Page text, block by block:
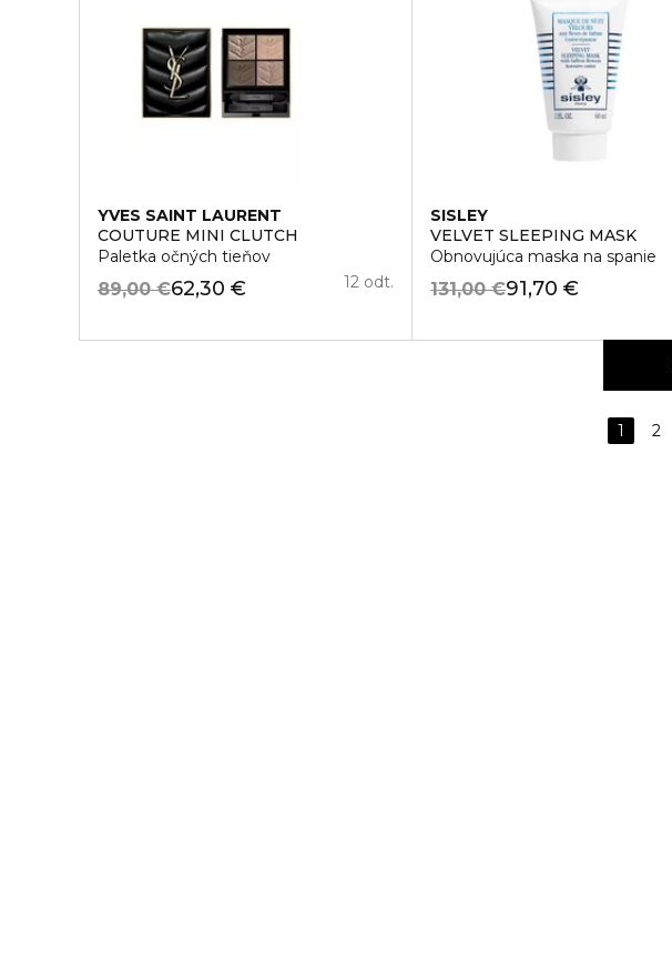
YVES SAINT LAURENT
COUTURE MINI CLUTCH
Paletka očných tieňov
62,30 €
89,00 € 12 odt.
SISLEY
VELVET SLEEPING MASK
Obnovujúca maska na spanie
91,70 €
131,00 €
1 2